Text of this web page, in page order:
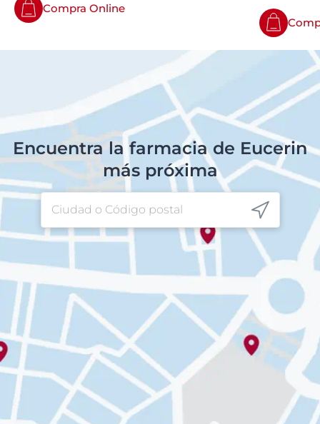
Compra Online
Encuentra la farmacia de Eucerin
más próxima